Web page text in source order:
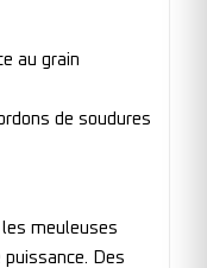
au grain
de soudures
meuleuses
Des